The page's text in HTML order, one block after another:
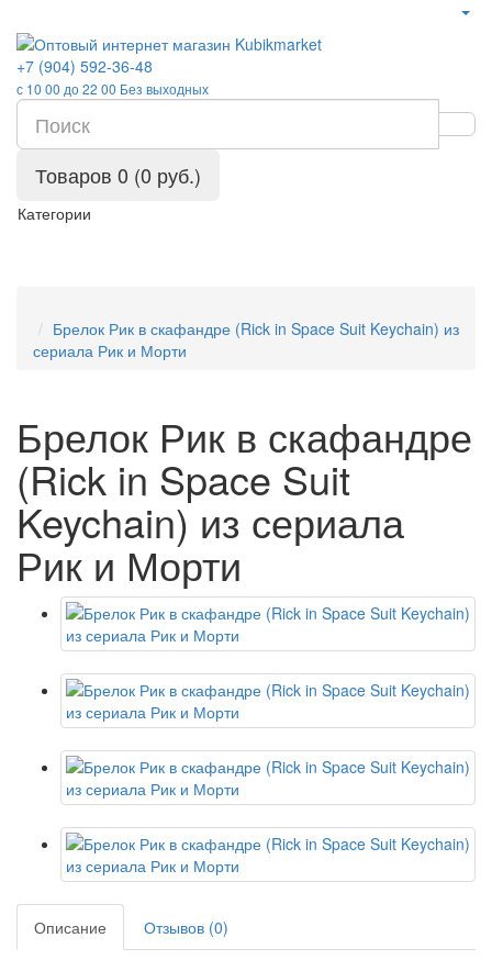
+7 (904) 592-36-48
с 10 00 до 22 00 Без выходных
Товаров 0 (0 руб.)
Категории
Брелок Рик в скафандре (Rick in Space Suit Keychain) из
сериала Рик и Морти
Брелок Рик в скафандре
(Rick in Space Suit
Keychain) из сериала
Рик и Морти
Описание Отзывов (0)